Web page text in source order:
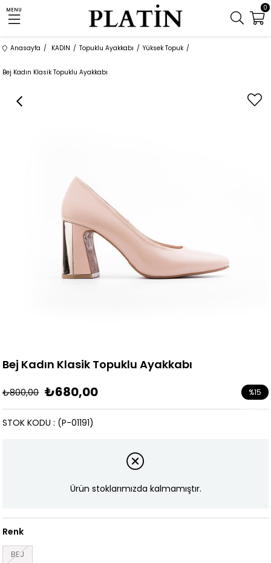
MENU 0
Anasayfa KADIN Topuklu Ayakkabı Yüksek Topuk
Bej Kadın Klasik Topuklu Ayakkabı
Bej Kadın Klasik Topuklu Ayakkabı
₺800,00 ₺680,00 %15
İndirim
(P-01191)
STOK KODU
Ürün stoklarımızda kalmamıştır.
Renk
BEJ